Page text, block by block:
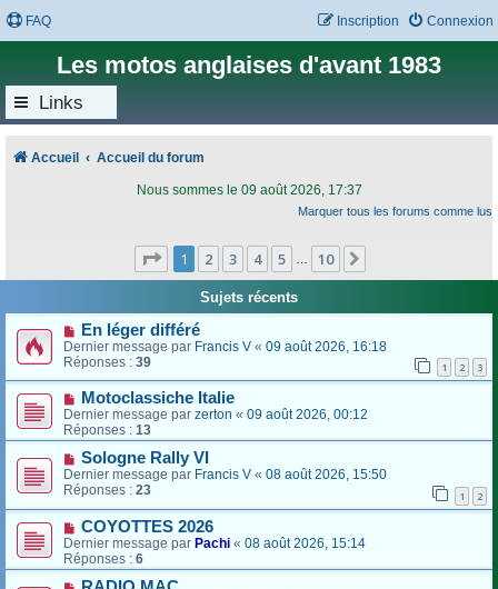
FAQ Connexion
Inscription
Les motos anglaises d'avant 1983
Links
Accueil Accueil du forum
Nous sommes le 09 août 2026, 17:37
Marquer tous les forums comme lus
Page 1sur
1 2 3 4 5 10
Sujets récents
En léger différé
Dernier message par Francis V « 09 août 2026, 16:18
Réponses : 39 1 2 3
Motoclassiche Italie
Dernier message par zerton « 09 août 2026, 00:12
Réponses : 13
Sologne Rally VI
Dernier message par Francis V « 08 août 2026, 15:50
Réponses : 23 1 2
COYOTTES 2026
Dernier message par Pachi « 08 août 2026, 15:14
Réponses : 6